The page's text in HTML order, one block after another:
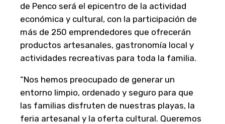
de Penco será el epicentro de la actividad
económica y cultural, con la participación de
más de 250 emprendedores que ofrecerán
productos artesanales, gastronomía local y
actividades recreativas para toda la familia.
“Nos hemos preocupado de generar un
entorno limpio, ordenado y seguro para que
las familias disfruten de nuestras playas, la
feria artesanal y la oferta cultural. Queremos